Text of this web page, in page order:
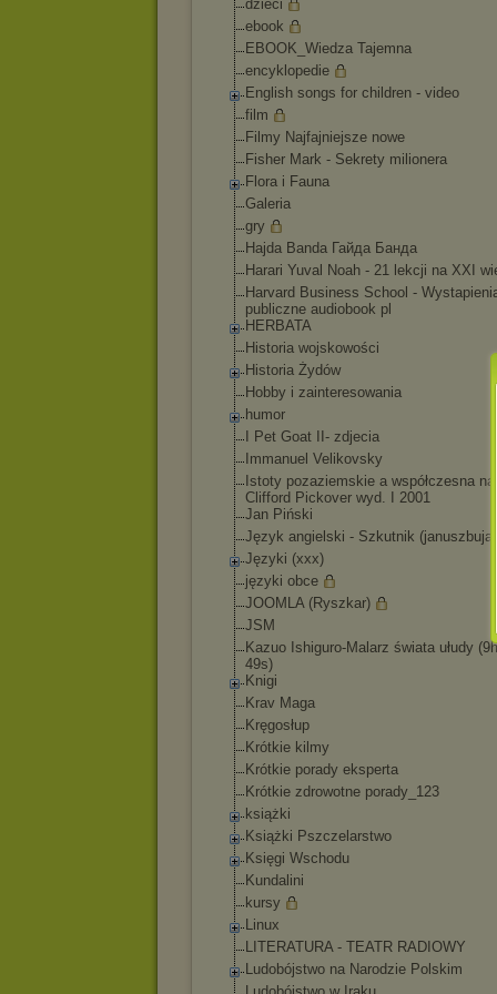
dzieci
ebook
EBOOK_Wiedza Tajemna
encyklopedie
English songs for children - video
film
Filmy Najfajniejsze nowe
Fisher Mark - Sekrety milionera
Flora i Fauna
Galeria
gry
Hajda Banda Гайда Банда
Harari Yuval Noah - 21 lekcji na XXI
Harvard Business School -
publiczne audiobook pl
HERBATA
Historia wojskowości
Historia Żydów
Hobby i zainteresowania
humor
I Pet Goat II- zdjecia
Immanuel Velikovsky
Istoty pozaziemskie a współczesna
Clifford Pickover wyd. I 2001
Jan Piński
Język angielski - Szkutnik (januszbujak)
Języki (xxx)
języki obce
JOOMLA (Ryszkar)
JSM
Kazuo Ishiguro-Malarz świata ułudy
49s)
Knigi
Krav Maga
Kręgosłup
Krótkie kilmy
Krótkie porady eksperta
Krótkie zdrowotne porady_123
książki
Książki Pszczelarstwo
Księgi Wschodu
Kundalini
kursy
Linux
LITERATURA - TEATR RADIOWY
Ludobójstwo na Narodzie Polskim